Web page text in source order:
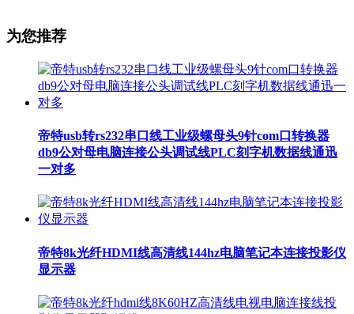
为您推荐
帝特usb转rs232串口线工业级螺母头9针com口转换器
db9公对母电脑连接公头调试线PLC刻字机数据线通迅
一对多
帝特8k光纤HDMI线高清线144hz电脑笔记本连接投影仪
显示器